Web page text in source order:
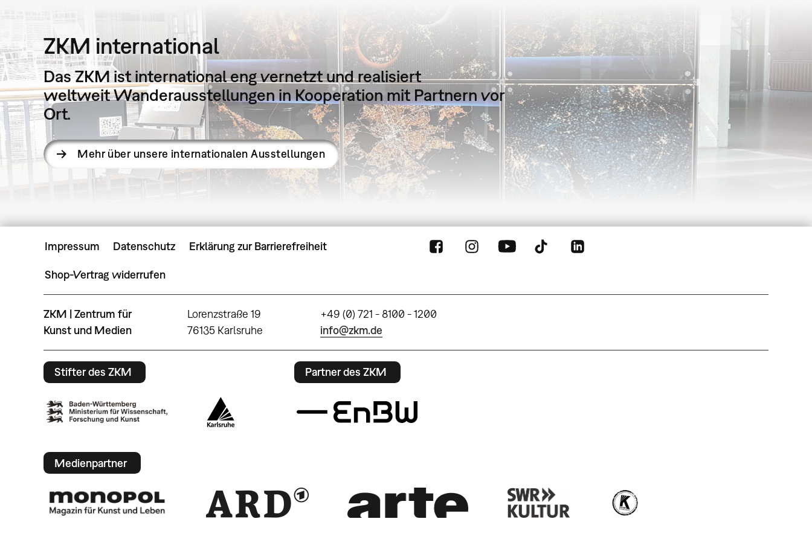
ZKM international
Das ZKM ist international eng vernetzt und realisiert
weltweit Wanderausstellungen in Kooperation mit Partnern vor
Ort.
Mehr über unsere internationalen Ausstellungen
Impressum Datenschutz Erklärung zur Barrierefreiheit
Shop-Vertrag widerrufen
ZKM | Zentrum für
Kunst und Medien
Lorenzstraße 19
76135 Karlsruhe
+49 (0) 721 - 8100 - 1200
info@zkm.de
Stifter des ZKM Partner des ZKM
Medienpartner